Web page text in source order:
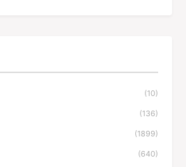
(10)
(136)
(1899)
(640)